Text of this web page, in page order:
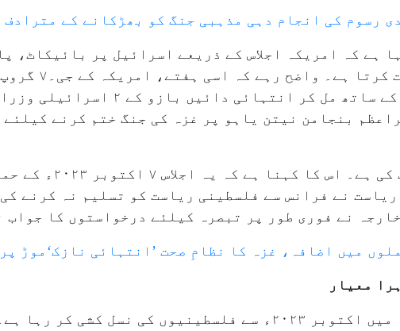
رسوم کی انجام دہی مذہبی جنگ کو بھڑکانے کے مترادف
ہے کہ امریکہ اجلاس کے ذریعے اسرائیل پر بائیکاٹ،
سزائی اقدامات کی
برطانیہ اور کنیڈا نے دیگر ممالک کے ساتھ مل
بنجامن نیتن یاہو پر غزہ کی جنگ ختم کرنے
اسرائیل نے اس اجلاس کی
نے فرانس سے فلسطینی ریاست کو تسلیم نہ کرنے کی
نے فوری طور پر تبصرہ کیلئے درخواستوں کا جواب
میں اضافہ، غزہ کا نظامِ صحت ’انتہائی نازک‘موڑ پر
معیار
اسرائیل، فلسطینی محصور علاقے غزہ میں اکتوبر ۲۰۲۳ء سے فلسطینیوں کی